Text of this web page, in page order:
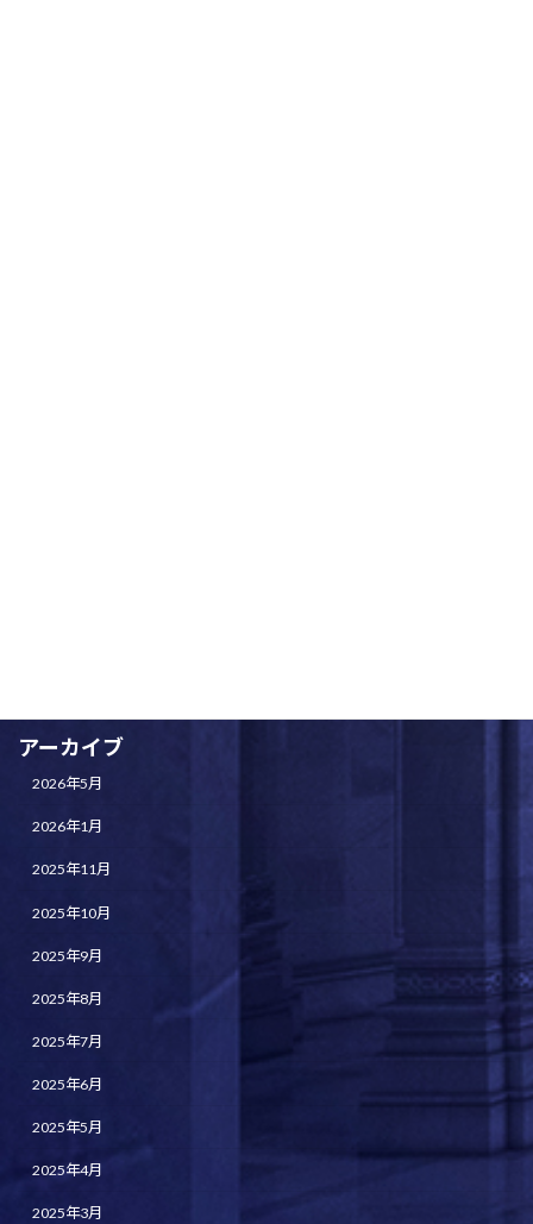
アーカイブ
2026年5月
2026年1月
2025年11月
2025年10月
2025年9月
2025年8月
2025年7月
2025年6月
2025年5月
2025年4月
2025年3月